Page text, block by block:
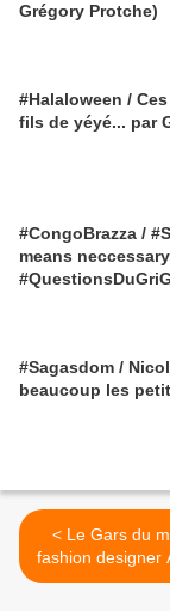
Grégory Protche)
#Halaloween /
fils de yéyé... par
#CongoBrazza /
means
#Sagasdom /
beaucoup les
< Le Gars du moment :
fashion designer
d'origine